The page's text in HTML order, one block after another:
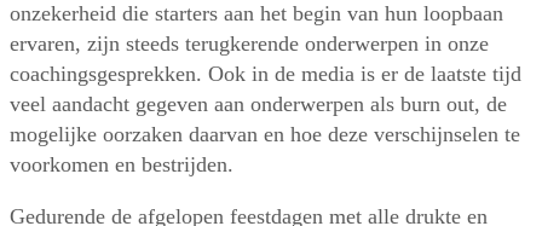
onzekerheid die starters aan het begin van hun loopbaan
ervaren, zijn steeds terugkerende onderwerpen in onze
coachingsgesprekken. Ook in de media is er de laatste tijd
veel aandacht gegeven aan onderwerpen als burn out, de
mogelijke oorzaken daarvan en hoe deze verschijnselen te
voorkomen en bestrijden.
Gedurende de afgelopen feestdagen met alle drukte en